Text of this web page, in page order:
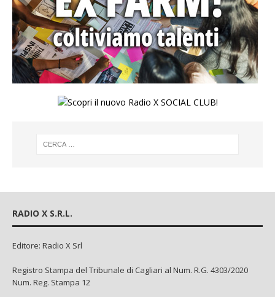
RADIO X S.R.L.
Editore: Radio X Srl
Registro Stampa del Tribunale di Cagliari al Num. R.G. 4303/2020
Num. Reg. Stampa 12